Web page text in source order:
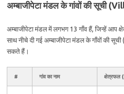
अम्बाजीपेटा मंडल के गांवों की सूची
अम्बाजीपेटा मंडल में लगभग 13 गाँव हैं, जिन्हें आप
साथ नीचे दी गई अम्बाजीपेटा मंडल के गाँवों की
सकते हैं।
# गांव का नाम क्षेत्रफल